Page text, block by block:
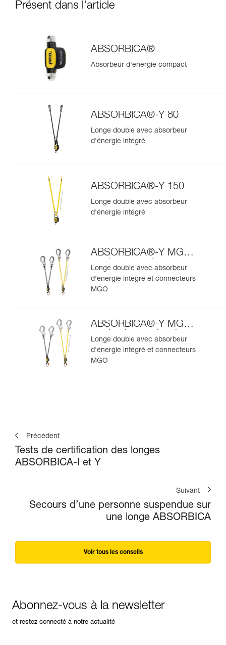
Présent dans l'article
ABSORBICA®
Absorbeur d'énergie compact
ABSORBICA®-Y 80
Longe double avec absorbeur
d'énergie intégré
ABSORBICA®-Y 150
Longe double avec absorbeur
d'énergie intégré
ABSORBICA®-Y MGO
version européenne
Longe double avec absorbeur
d'énergie intégré et connecteurs
MGO
ABSORBICA®-Y MGO
version internationale
Longe double avec absorbeur
d'énergie intégré et connecteurs
MGO
Précédent
Tests de certification des longes
ABSORBICA-I et Y
Suivant
Secours d’une personne suspendue sur
une longe ABSORBICA
Voir tous les conseils
Abonnez-vous à la newsletter
et restez connecté à notre actualité